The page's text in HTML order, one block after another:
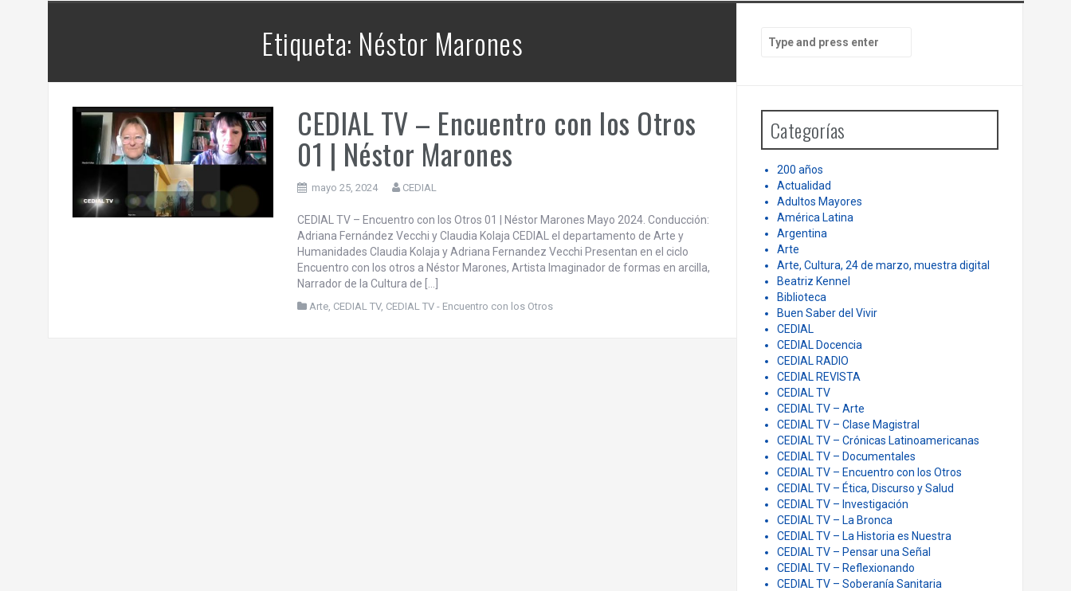
contra la República Federativa del
12 | Brasil en alerta y la hegemonía
continental de EE.UU.. Cuando España tuvo hambre, la
Etiqueta: Néstor Marones
CEDIAL TV – Encuentro con los Otros
01 | Néstor Marones
mayo 25, 2024 CEDIAL
CEDIAL TV – Encuentro con los Otros 01 | Néstor Marones Mayo 2024. Conducción:
Adriana Fernández Vecchi y Claudia Kolaja CEDIAL el departamento de Arte y
Humanidades Claudia Kolaja y Adriana Fernandez Vecchi Presentan en el ciclo
Encuentro con los otros a Néstor Marones, Artista Imaginador de formas en arcilla,
Narrador de la Cultura de […]
Arte, CEDIAL TV, CEDIAL TV - Encuentro con los Otros
h
o
Categorías
200 años
Actualidad
Adultos Mayores
América Latina
Argentina
Arte
Arte, Cultura, 24 de marzo, muestra digital
Beatriz Kennel
Biblioteca
Buen Saber del Vivir
CEDIAL
CEDIAL Docencia
CEDIAL RADIO
CEDIAL REVISTA
CEDIAL TV
CEDIAL TV – Arte
CEDIAL TV – Clase Magistral
CEDIAL TV – Crónicas Latinoamericanas
CEDIAL TV – Documentales
CEDIAL TV – Encuentro con los Otros
CEDIAL TV – Ética, Discurso y Salud
CEDIAL TV – Investigación
CEDIAL TV – La Bronca
CEDIAL TV – La Historia es Nuestra
CEDIAL TV – Pensar una Señal
CEDIAL TV – Reflexionando
CEDIAL TV – Soberanía Sanitaria